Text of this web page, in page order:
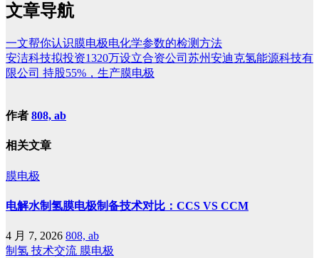
文章导航
一文帮你认识膜电极电化学参数的检测方法
安洁科技拟投资1320万设立合资公司苏州安迪克氢能源科技有
限公司 持股55%，生产膜电极
作者 808, ab
相关文章
膜电极
电解水制氢膜电极制备技术对比：CCS VS CCM
4 月 7, 2026 808, ab
制氢 技术交流 膜电极